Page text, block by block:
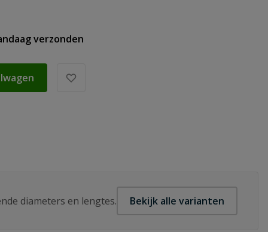
verzonden
diameters en lengtes. Bekijk alle varianten